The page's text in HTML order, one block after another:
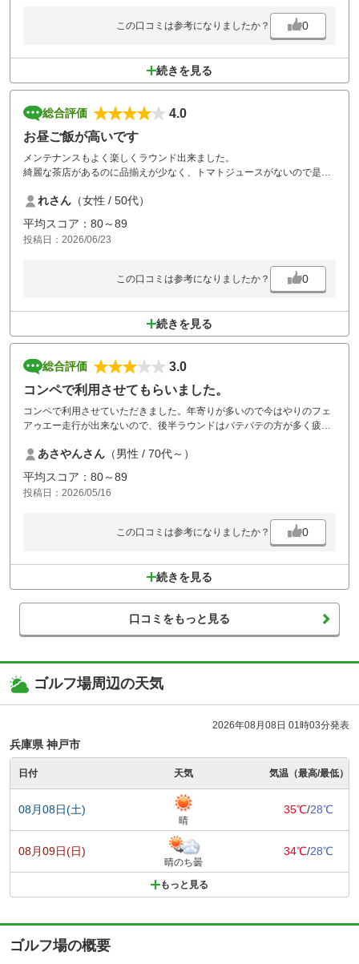
この口コミは参考になりましたか？ 0
続きを見る
総合評価
4.0
お昼ご飯が高いです
メンテナンスもよく楽しくラウンド出来ました。
綺麗な茶店があるのに品揃えが少なく、トマトジュースがないので是非
またホット用のケースも空っぽでした。
ホット用を置かないならケースは片付けて欲しいです。
お昼ご飯が、かなり高く感じました。
れさん （女性 / 50代）
平均スコア：80～89
投稿日：2026/06/23
この口コミは参考になりましたか？ 0
続きを見る
総合評価
3.0
コンペで利用させてもらいました。
コンペで利用させていただきました。年寄りが多いので今はやりのフェ
アゥエー走行が出来ないので、後半ラウンドはバテバテの方が多く疲れ
なければならないと思いました。コースが悪いわけでは無いのですが。
西コースのグリーンがエアレイションの穴が深く残っていたのが残念で
した。中コースがキレイだったのでその差が大きく残念でした。秋口に
再度挑戦させていただきたく存じます。
あさやんさん （男性 / 70代～）
平均スコア：80～89
投稿日：2026/05/16
この口コミは参考になりましたか？ 0
続きを見る
口コミをもっと見る
ゴルフ場周辺の天気
2026年08月08日 01時03分発表
兵庫県 神戸市
日付 天気 気温（最高/最低）
08月08日(土)
晴
35℃/28℃
08月09日(日)
晴のち曇
34℃/28℃
もっと見る
ゴルフ場の概要